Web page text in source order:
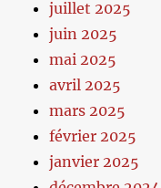
juillet 2025
juin 2025
mai 2025
avril 2025
mars 2025
février 2025
janvier 2025